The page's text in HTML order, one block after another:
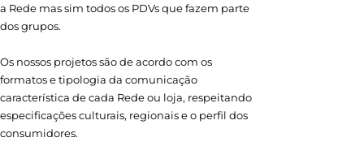
a Rede mas sim todos os PDVs que fazem parte
dos grupos.
Os nossos projetos são de acordo com os
formatos e tipologia da comunicação
característica de cada Rede ou loja, respeitando
especificações culturais, regionais e o perfil dos
consumidores.